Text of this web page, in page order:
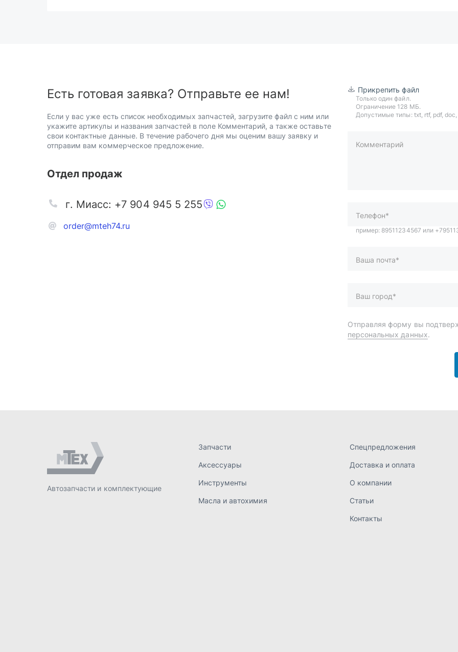
Есть готовая заявка? Отправьте ее нам!
Если у вас уже есть список необходимых запчастей, загрузите файл с ним или
укажите артикулы и названия запчастей в поле Комментарий, а также оставьте
свои контактные данные. В течение рабочего дня мы оценим вашу заявку и
отправим вам коммерческое предложение.
Отдел продаж
order@mteh74.ru
г. Миасс: +7 904 945 5 255
Прикрепить файл
Только один файл.
Ограничение 128 МБ.
Допустимые типы: txt, rtf, pdf,
Комментарий
пример: 89511234567 или
Доставка и оплата